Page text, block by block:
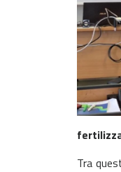
Tra